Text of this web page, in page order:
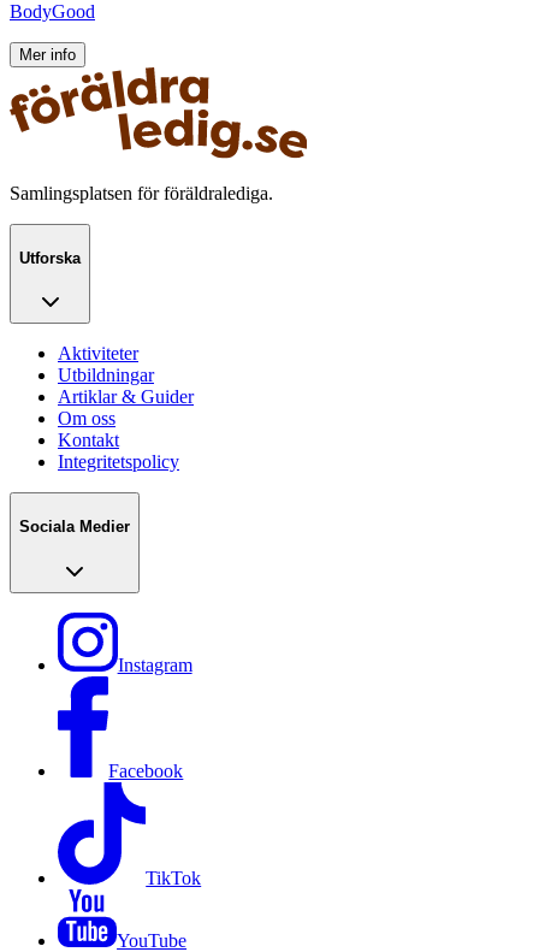
BodyGood
Mer info
Samlingsplatsen för föräldralediga.
Utforska
Aktiviteter
Utbildningar
Artiklar & Guider
Om oss
Kontakt
Integritetspolicy
Sociala Medier
Instagram
Facebook
TikTok
YouTube